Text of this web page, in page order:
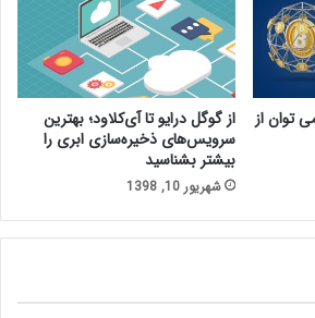
توان از
از گوگل درایو تا آی‌کلاود؛ بهترین
سرویس‌های ذخیره‌سازی ابری را
بیشتر بشناسید
شهریور 10, 1398